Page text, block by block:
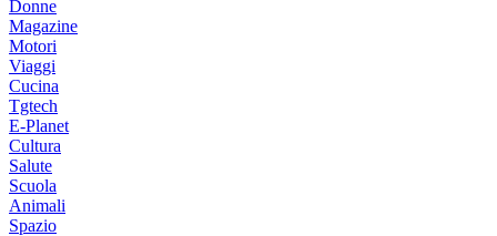
Donne
Magazine
Motori
Viaggi
Cucina
Tgtech
E-Planet
Cultura
Salute
Scuola
Animali
Spazio